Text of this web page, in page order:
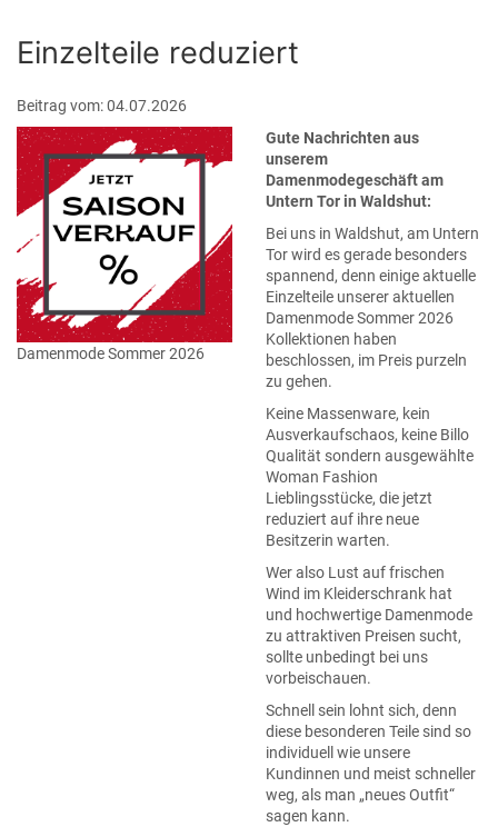
Einzelteile reduziert
Beitrag vom: 04.07.2026
Damenmode Sommer 2026
Gute Nachrichten aus
unserem
Damenmodegeschäft am
Untern Tor in Waldshut:
Bei uns in Waldshut, am Untern
Tor wird es gerade besonders
spannend, denn einige aktuelle
Einzelteile unserer aktuellen
Damenmode Sommer 2026
Kollektionen haben
beschlossen, im Preis purzeln
zu gehen.
Keine Massenware, kein
Ausverkaufschaos, keine Billo
Qualität sondern ausgewählte
Woman Fashion
Lieblingsstücke, die jetzt
reduziert auf ihre neue
Besitzerin warten.
Wer also Lust auf frischen
Wind im Kleiderschrank hat
und hochwertige Damenmode
zu attraktiven Preisen sucht,
sollte unbedingt bei uns
vorbeischauen.
Schnell sein lohnt sich, denn
diese besonderen Teile sind so
individuell wie unsere
Kundinnen und meist schneller
weg, als man „neues Outfit“
sagen kann.